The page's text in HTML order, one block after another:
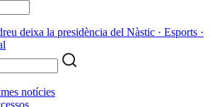
deixa la presidència del Nàstic · Esports ·
notícies